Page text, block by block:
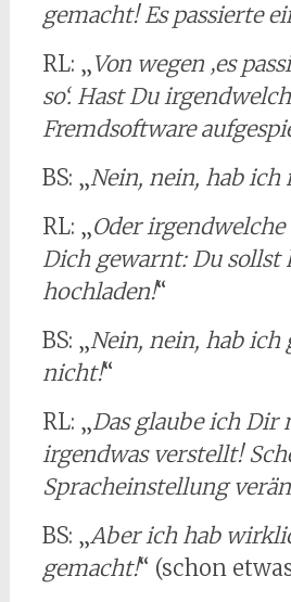
gemacht! Es passierte
RL: „Von wegen ‚es
so‘. Hast Du
Fremdsoftware
BS: „Nein, nein, hab ich
RL: „Oder irgendwelche
Dich gewarnt: Du sollst
hochladen!“
BS: „Nein, nein, hab
nicht!“
RL: „Das glaube ich Dir
irgendwas verstellt!
Spracheinstellung
BS: „Aber ich hab
gemacht!“ (schon